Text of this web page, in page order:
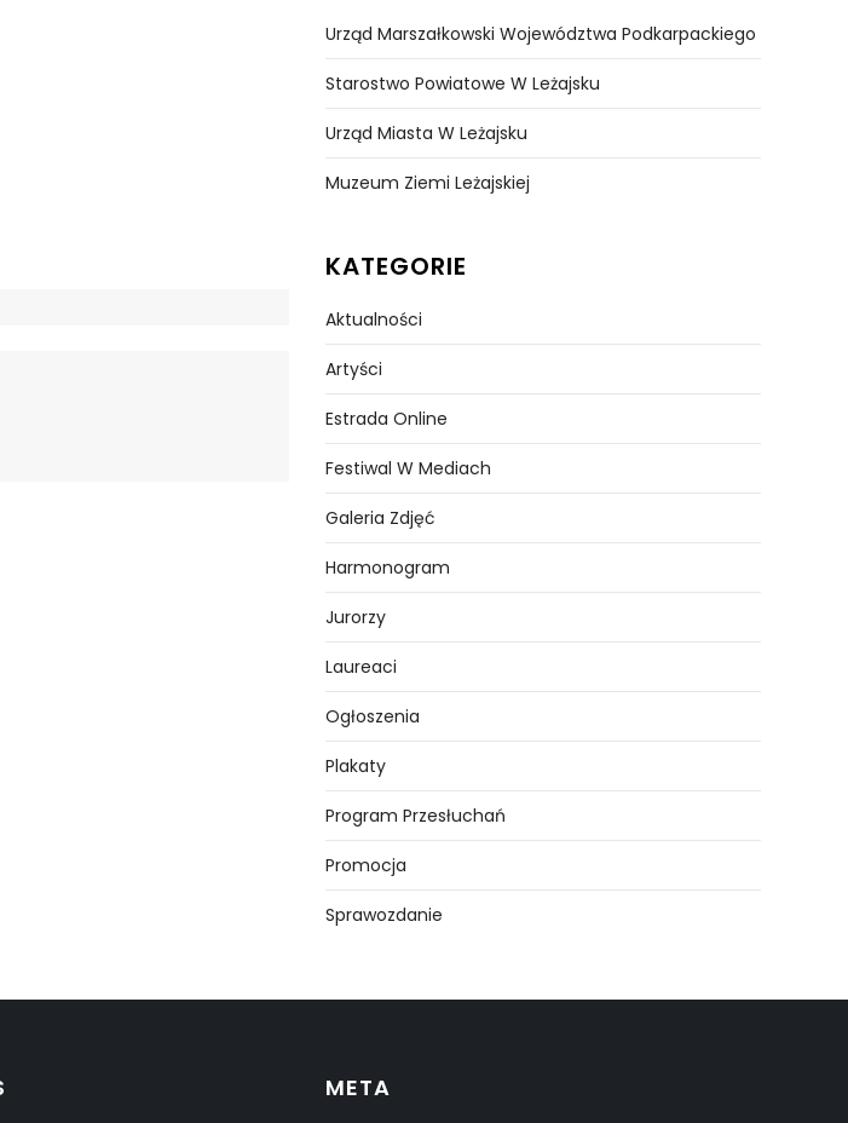
Urząd Marszałkowski Województwa Podkarpackiego
Starostwo Powiatowe W Leżajsku
Urząd Miasta W Leżajsku
Muzeum Ziemi Leżajskiej
KATEGORIE
Aktualności
Artyści
Estrada Online
Festiwal W Mediach
Galeria Zdjęć
Harmonogram
Jurorzy
Laureaci
Ogłoszenia
Plakaty
Program Przesłuchań
Promocja
Sprawozdanie
META